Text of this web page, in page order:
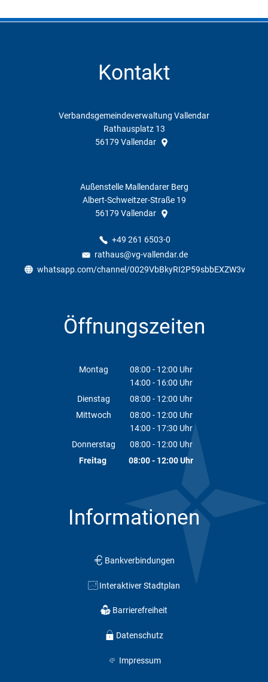
Kontakt
Verbandsgemeindeverwaltung Vallendar
Rathausplatz 13
56179 Vallendar
Außenstelle Mallendarer Berg
Albert-Schweitzer-Straße 19
56179 Vallendar
+49 261 6503-0
rathaus@vg-vallendar.de
whatsapp.com/channel/0029VbBkyRI2P59sbbEXZW3v
Öffnungszeiten
Montag 08:00 - 12:00 Uhr
Von 08:00 bis 12:00 Uhr
14:00 - 16:00 Uhr
Von 14:00 bis 16:00 Uhr
Dienstag 08:00 - 12:00 Uhr
Von 08:00 bis 12:00 Uhr
Mittwoch 08:00 - 12:00 Uhr
Von 08:00 bis 12:00 Uhr
14:00 - 17:30 Uhr
Von 14:00 bis 17:30 Uhr
Donnerstag 08:00 - 12:00 Uhr
Von 08:00 bis 12:00 Uhr
Freitag 08:00- 12:00Uhr
Von 08:00 bis 12:00 Uhr
Informationen
Bankverbindungen
Interaktiver Stadtplan
Barrierefreiheit
Datenschutz
Impressum